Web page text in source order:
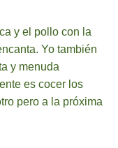
y el pollo con la
Yo también
y menuda
es cocer los
pero a la próxima